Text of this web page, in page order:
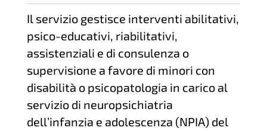
Il servizio gestisce interventi abilitativi,
psico-educativi, riabilitativi,
assistenziali e di consulenza o
supervisione a favore di minori con
disabilità o psicopatologia in carico al
servizio di neuropsichiatria
dell’infanzia e adolescenza (NPIA) del